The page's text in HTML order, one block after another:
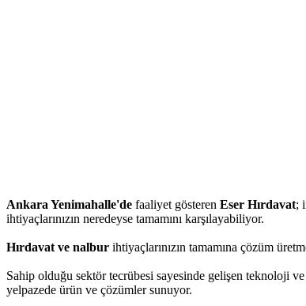
Ankara Yenimahalle'de faaliyet gösteren Eser Hırdavat;
ihtiyaçlarınızın neredeyse tamamını karşılayabiliyor.
Hırdavat ve nalbur ihtiyaçlarınızın tamamına çözüm
Sahip olduğu sektör tecrübesi sayesinde gelişen teknoloji
yelpazede ürün ve çözümler sunuyor.